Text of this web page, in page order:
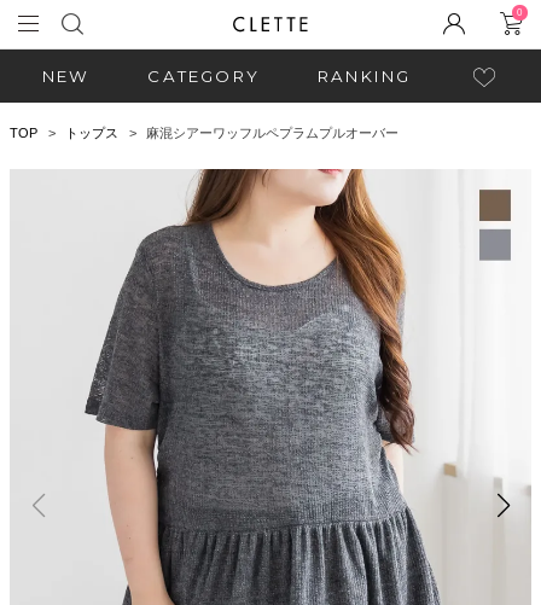
0
NEW CATEGORY RANKING
TOP トップス 麻混シアーワッフルペプラムプルオーバー